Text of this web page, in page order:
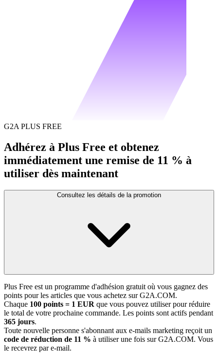
G2A PLUS FREE
Adhérez à Plus Free et obtenez
immédiatement une remise de 11 % à
utiliser dès maintenant
Consultez les détails de la promotion
Plus Free est un programme d'adhésion gratuit où vous gagnez des
points pour les articles que vous achetez sur G2A.COM.
Chaque 100 points = 1 EUR que vous pouvez utiliser pour réduire
le total de votre prochaine commande. Les points sont actifs pendant
365 jours.
Toute nouvelle personne s'abonnant aux e-mails marketing reçoit un
code de réduction de 11 % à utiliser une fois sur G2A.COM. Vous
le recevrez par e-mail.